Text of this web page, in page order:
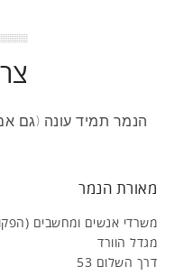
הנמר תמיד עונה (גם
מאורת הנמר
משרדי אנשים ומחשבים
מגדל הוורד
דרך השלום 53